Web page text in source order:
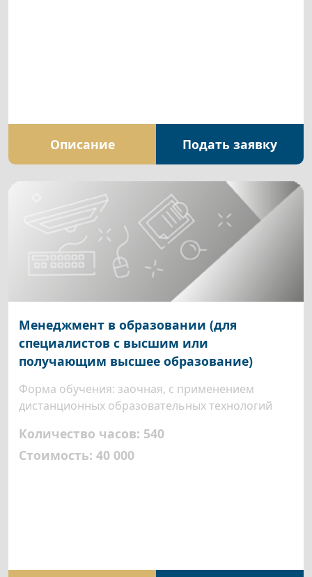
Описание Подать заявку
Менеджмент в образовании (для
специалистов с высшим или
получающим высшее образование)
Форма обучения: заочная, с применением
дистанционных образовательных технологий
Количество часов: 540
Стоимость: 40 000